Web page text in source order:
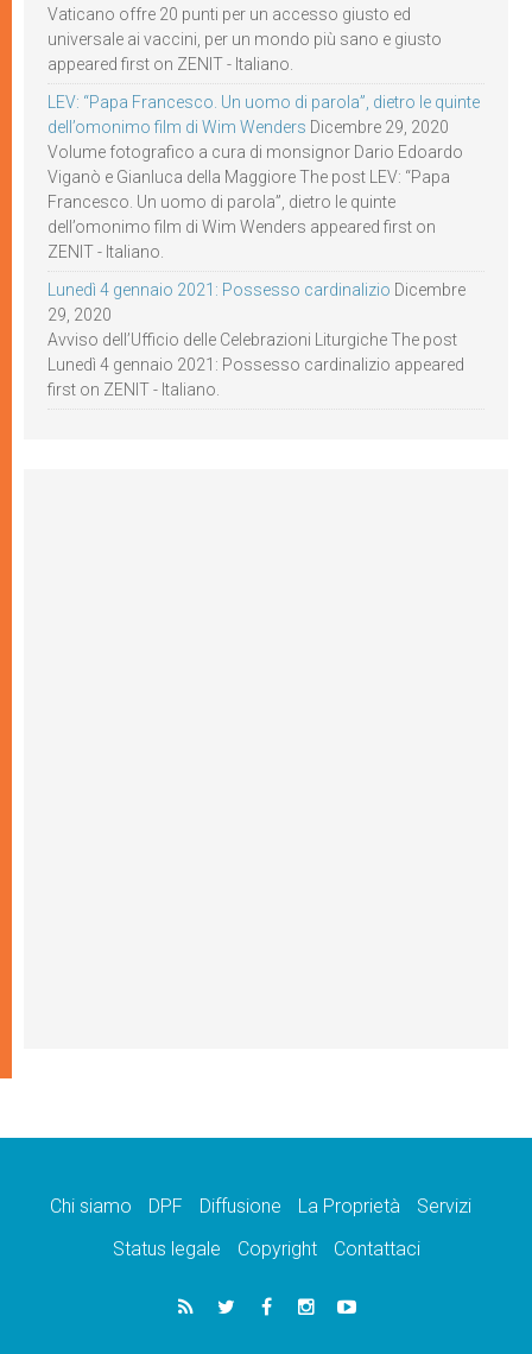
Vaticano offre 20 punti per un accesso giusto ed
universale ai vaccini, per un mondo più sano e giusto
appeared first on ZENIT - Italiano.
LEV: “Papa Francesco. Un uomo di parola”, dietro le quinte
dell’omonimo film di Wim Wenders Dicembre 29, 2020
Volume fotografico a cura di monsignor Dario Edoardo
Viganò e Gianluca della Maggiore The post LEV: “Papa
Francesco. Un uomo di parola”, dietro le quinte
dell’omonimo film di Wim Wenders appeared first on
ZENIT - Italiano.
Lunedì 4 gennaio 2021: Possesso cardinalizio Dicembre
29, 2020
Avviso dell’Ufficio delle Celebrazioni Liturgiche The post
Lunedì 4 gennaio 2021: Possesso cardinalizio appeared
first on ZENIT - Italiano.
Chi siamo DPF Diffusione La Proprietà
Servizi
Status legale
Copyright Contattaci